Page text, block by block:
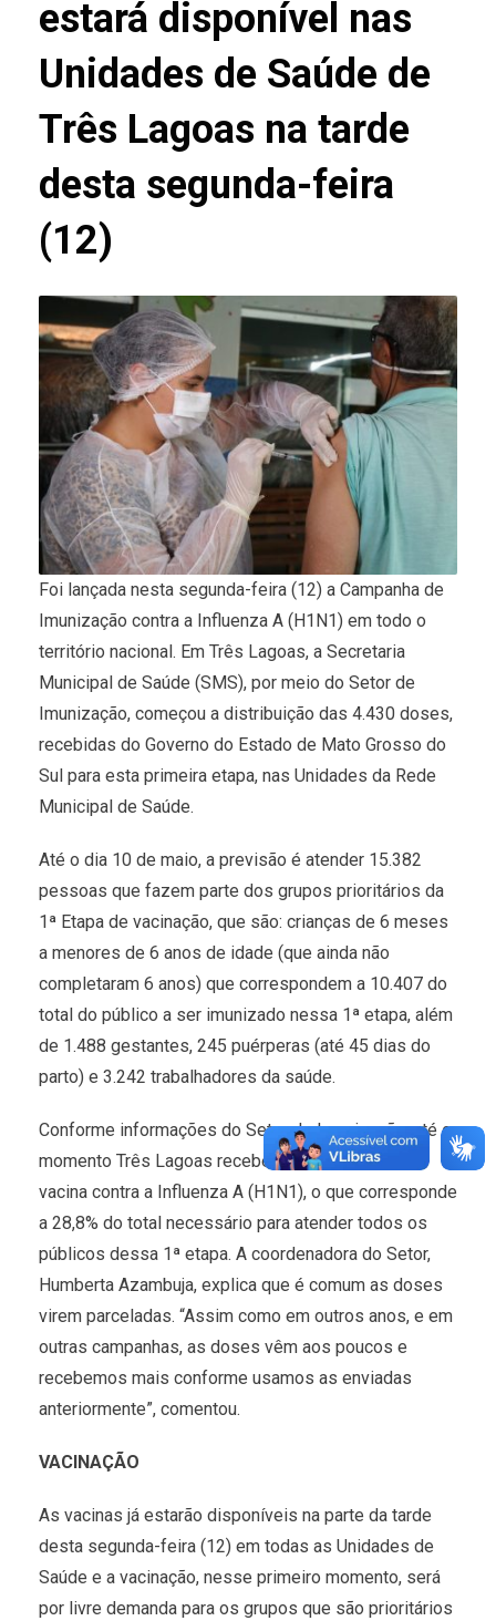
estará disponível nas
Unidades de Saúde de
Três Lagoas na tarde
desta segunda-feira
(12)
Foi lançada nesta segunda-feira (12) a Campanha de
Imunização contra a Influenza A (H1N1) em todo o
território nacional. Em Três Lagoas, a Secretaria
Municipal de Saúde (SMS), por meio do Setor de
Imunização, começou a distribuição das 4.430 doses,
recebidas do Governo do Estado de Mato Grosso do
Sul para esta primeira etapa, nas Unidades da Rede
Municipal de Saúde.
Até o dia 10 de maio, a previsão é atender 15.382
pessoas que fazem parte dos grupos prioritários da
1ª Etapa de vacinação, que são: crianças de 6 meses
a menores de 6 anos de idade (que ainda não
completaram 6 anos) que correspondem a 10.407 do
total do público a ser imunizado nessa 1ª etapa, além
de 1.488 gestantes, 245 puérperas (até 45 dias do
parto) e 3.242 trabalhadores da saúde.
Conforme informações do Setor de Imunização, até o
momento Três Lagoas recebeu 4.430 doses da
vacina contra a Influenza A (H1N1), o que corresponde
a 28,8% do total necessário para atender todos os
públicos dessa 1ª etapa. A coordenadora do Setor,
Humberta Azambuja, explica que é comum as doses
virem parceladas. “Assim como em outros anos, e em
outras campanhas, as doses vêm aos poucos e
recebemos mais conforme usamos as enviadas
anteriormente”, comentou.
VACINAÇÃO
As vacinas já estarão disponíveis na parte da tarde
desta segunda-feira (12) em todas as Unidades de
Saúde e a vacinação, nesse primeiro momento, será
por livre demanda para os grupos que são prioritários